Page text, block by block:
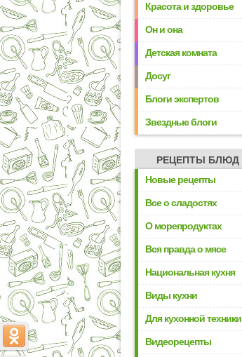
Красота и здоровье
Он и она
Детская комната
Досуг
Блоги экспертов
Звездные блоги
РЕЦЕПТЫ БЛЮД
Новые рецепты
Все о сладостях
О морепродуктах
Вся правда о мясе
Национальная кухня
Виды кухни
Для кухонной техники
Видеорецепты